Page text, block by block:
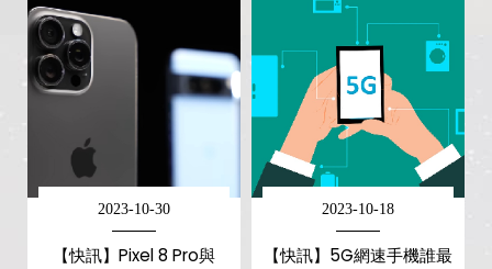
2023-10-30
【快訊】Pixel 8 Pro與
2023-10-18
【快訊】5G網速手機誰最